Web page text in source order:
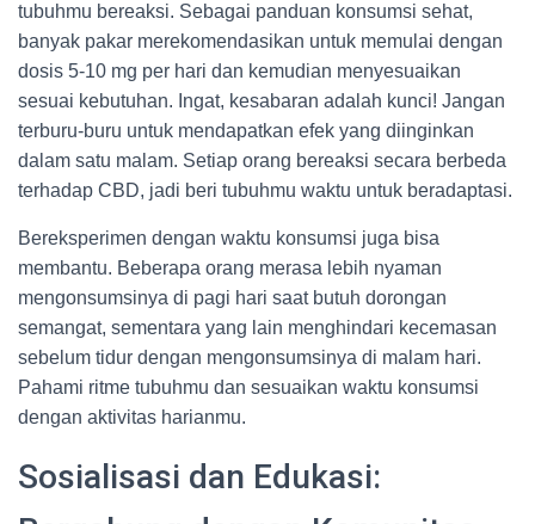
tubuhmu bereaksi. Sebagai panduan konsumsi sehat,
banyak pakar merekomendasikan untuk memulai dengan
dosis 5-10 mg per hari dan kemudian menyesuaikan
sesuai kebutuhan. Ingat, kesabaran adalah kunci! Jangan
terburu-buru untuk mendapatkan efek yang diinginkan
dalam satu malam. Setiap orang bereaksi secara berbeda
terhadap CBD, jadi beri tubuhmu waktu untuk beradaptasi.
Bereksperimen dengan waktu konsumsi juga bisa
membantu. Beberapa orang merasa lebih nyaman
mengonsumsinya di pagi hari saat butuh dorongan
semangat, sementara yang lain menghindari kecemasan
sebelum tidur dengan mengonsumsinya di malam hari.
Pahami ritme tubuhmu dan sesuaikan waktu konsumsi
dengan aktivitas harianmu.
Sosialisasi dan Edukasi: